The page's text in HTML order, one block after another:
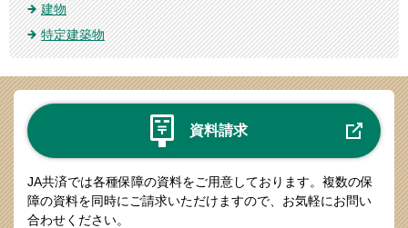
建物
特定建築物
資料請求
JA共済では各種保障の資料をご用意しております。 複数の保
障の資料を同時にご請求いただけますので、お気軽にお問い
合わせください。